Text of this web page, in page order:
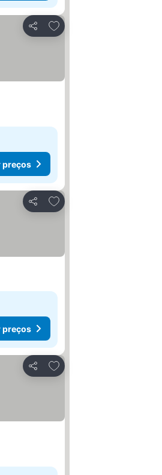
Partilhar
Adicionar aos favoritos
preços
Partilhar
Adicionar aos favoritos
preços
Partilhar
Adicionar aos favoritos